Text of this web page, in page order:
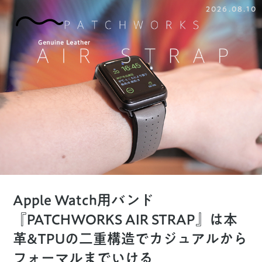
2026.08.10
Apple Watch用バンド
『PATCHWORKS AIR STRAP』は本
革&TPUの二重構造でカジュアルから
フォーマルまでいける